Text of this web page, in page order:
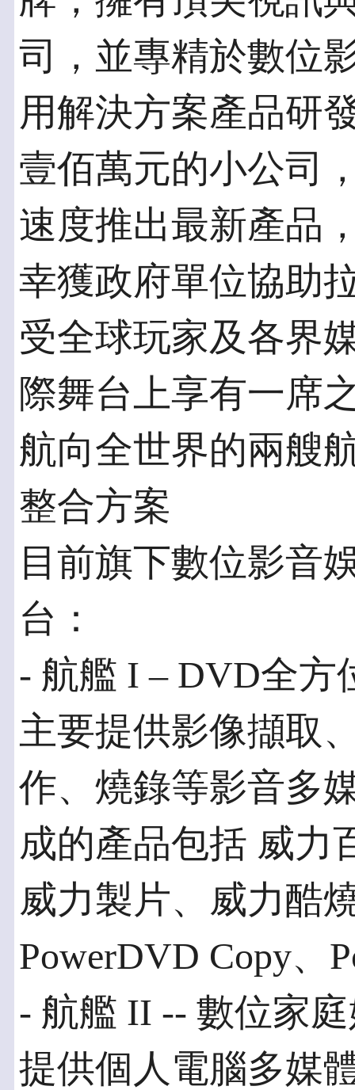
司，並專精於數位
用解決方案產品研
壹佰萬元的小公司
速度推出最新產品
幸獲政府單位協助
受全球玩家及各界
際舞台上享有一席
航向全世界的兩艘
整合方案
目前旗下數位影音
台：
- 航艦 I – DVD全方
主要提供影像擷取
作、燒錄等影音多
成的產品包括 威力
威力製片、威力酷
PowerDVD Copy、
- 航艦 II -- 數位家
提供個人電腦多媒